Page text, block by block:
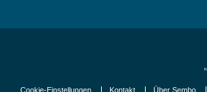
Cookie-Einstellungen Kontakt Über Sembo